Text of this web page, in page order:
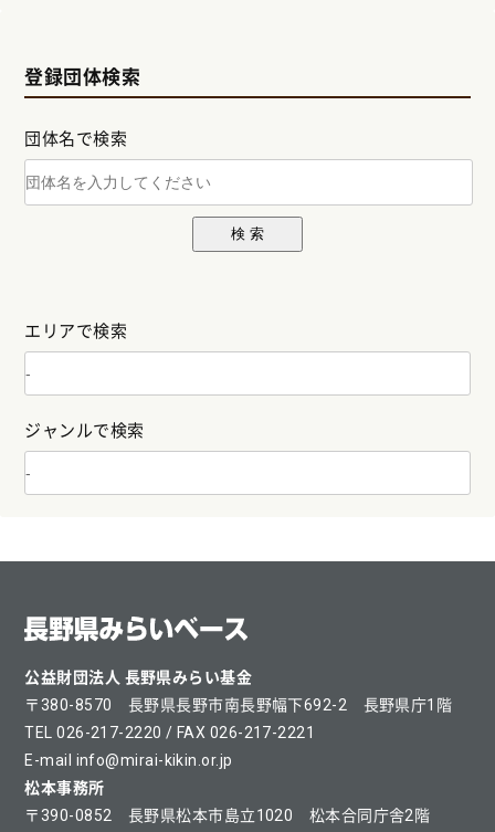
登録団体検索
団体名で検索
検 索
エリアで検索
ジャンルで検索
公益財団法人 長野県みらい基金
〒380-8570 長野県長野市南長野幅下692-2 長野県庁1階
TEL 026-217-2220 / FAX 026-217-2221
E-mail info@mirai-kikin.or.jp
松本事務所
〒390-0852 長野県松本市島立1020 松本合同庁舎2階